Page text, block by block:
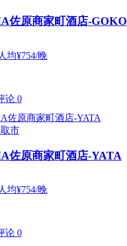
佐原商家町酒店-GOKO
均¥754/晚
论 0
市
佐原商家町酒店-YATA
均¥754/晚
论 0